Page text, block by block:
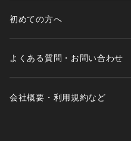
初めての方へ
よくある質問・お問い合わせ
会社概要・利用規約など